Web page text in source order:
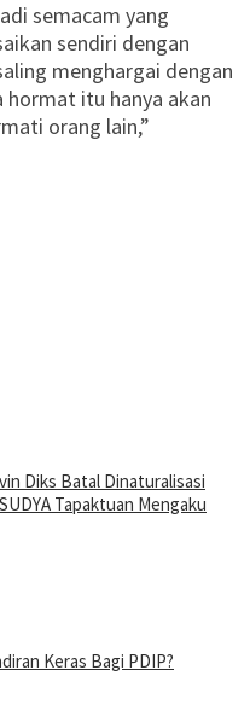
semacam yang
sendiri dengan
menghargai dengan
hormat itu hanya akan
orang lain,”
Diks Batal Dinaturalisasi
Tapaktuan Mengaku
Keras Bagi PDIP?